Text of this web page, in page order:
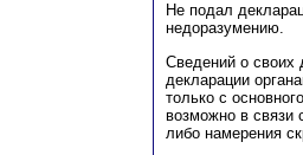
Не подал
недоразумению.
Сведений о своих
декларации
только с
возможно в связи
либо намерения